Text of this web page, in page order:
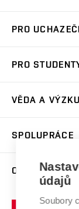
Koleje
Sport na VUT
Brno
PRO
Dny otevřených
Celoživotní
E-přihláška
PRO
Harmonogram
Závěrečné práce
Doktorské
Zpracování
Sociální bezpečí
Studium bez
Podpora
VĚDA A
Mezinárodní
Systém
Výzkumné
SPOLUPRÁCE
Zahraniční
Spolupráce se
O UNIVERZITĚ
Profil univerzity
údajů
Soubory